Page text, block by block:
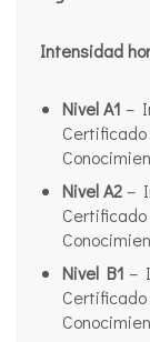
Intensidad
Nivel A1 –
Nivel A2 –
Nivel B1 –